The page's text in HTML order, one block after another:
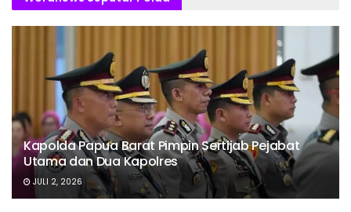
Kapolda Papua Barat Pimpin Sertijab Pejabat
Utama dan Dua Kapolres
JULI 2, 2026